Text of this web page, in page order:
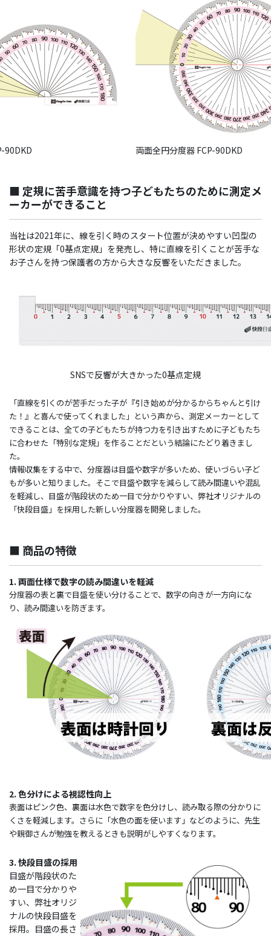
90DKD 両面全円分度器 FCP-90DKD
■ 定規に苦手意識を持つ子どもたちのために測定メ
ーカーができること
当社は2021年に、線を引く時のスタート位置が決めやすい凹型の
形状の定規「0基点定規」を発売し、特に直線を引くことが苦手な
お子さんを持つ保護者の方から大きな反響をいただきました。
SNSで反響が大きかった0基点定規
「直線を引くのが苦手だった子が『引き始めが分かるからちゃんと引け
た！』と喜んで使ってくれました」という声から、測定メーカーとして
できることは、全ての子どもたちが持つ力を引き出すために子どもたち
に合わせた「特別な定規」を作ることだという結論にたどり着きまし
た。
情報収集をする中で、分度器は目盛や数字が多いため、使いづらい子ど
もが多いと知りました。そこで目盛や数字を減らして読み間違いや混乱
を軽減し、目盛が階段状のため一目で分かりやすい、弊社オリジナルの
「快段目盛」を採用した新しい分度器を開発しました。
■ 商品の特徴
1. 両面仕様で数字の読み間違いを軽減
分度器の表と裏で目盛を使い分けることで、数字の向きが一方向にな
り、読み間違いを防ぎます。
2. 色分けによる視認性向上
表面はピンク色、裏面は水色で数字を色分けし、読み取る際の分かりに
くさを軽減します。さらに「水色の面を使います」などのように、先生
や親御さんが勉強を教えるときも説明がしやすくなります。
3. 快段目盛の採用
目盛が階段状のた
め一目で分かりや
すい、弊社オリジ
ナルの快段目盛を
採用。目盛の長さ